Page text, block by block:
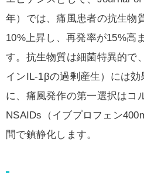
年）では、痛風患者の抗生物
10%上昇し、再発率が15%高
す。抗生物質は細菌特異的で
インIL-1βの過剰産生）には効
に、痛風発作の第一選択はコ
NSAIDs（イブプロフェン
間で鎮静化します。